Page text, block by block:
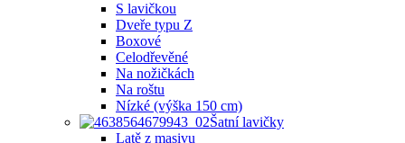
S lavičkou
Dveře typu Z
Boxové
Celodřevěné
Na nožičkách
Na roštu
Nízké (výška 150 cm)
Šatní lavičky
Latě z masivu